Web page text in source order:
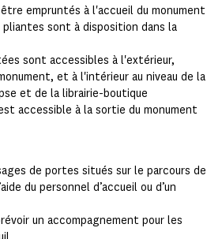
empruntés à l'accueil du monument
pliantes sont à disposition dans la
sont accessibles à l'extérieur,
et à l'intérieur au niveau de la
et de la librairie-boutique
accessible à la sortie du monument
de portes situés sur le parcours de
du personnel d’accueil ou d’un
un accompagnement pour les